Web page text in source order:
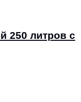
250 литров с